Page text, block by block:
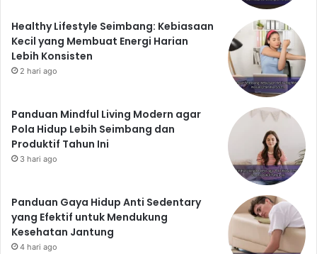
Healthy Lifestyle Seimbang: Kebiasaan
Kecil yang Membuat Energi Harian
Lebih Konsisten
2 hari ago
Panduan Mindful Living Modern agar
Pola Hidup Lebih Seimbang dan
Produktif Tahun Ini
3 hari ago
Panduan Gaya Hidup Anti Sedentary
yang Efektif untuk Mendukung
Kesehatan Jantung
4 hari ago